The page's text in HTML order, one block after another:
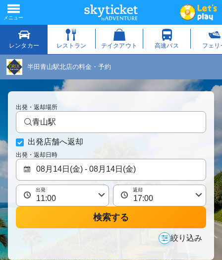
半田青山駅北店の料金・予約
出発・返却場所
青山駅
出発店舗へ返却
出発・返却日時
出発 返却
検索する
絞り込み